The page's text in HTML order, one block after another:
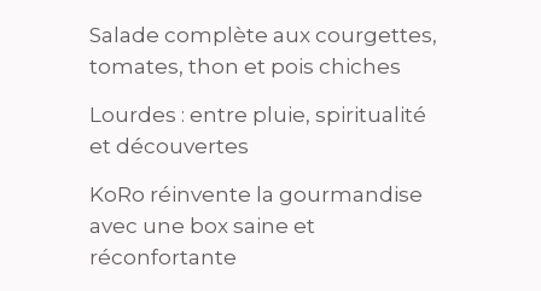
Salade complète aux courgettes,
tomates, thon et pois chiches
Lourdes : entre pluie, spiritualité
et découvertes
KoRo réinvente la gourmandise
avec une box saine et
réconfortante